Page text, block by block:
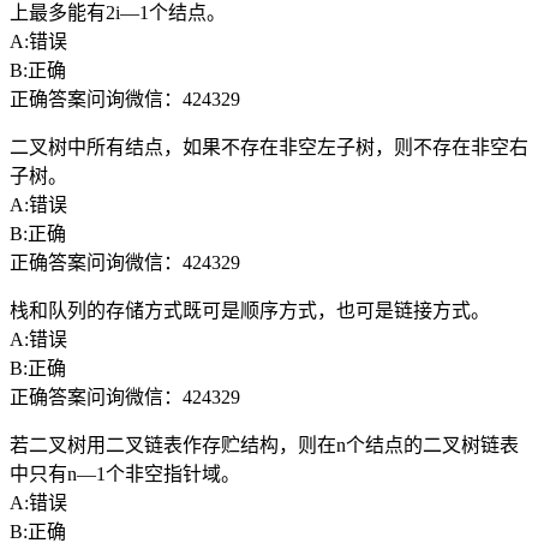
上最多能有2i—1个结点。
A:错误
B:正确
正确答案问询微信：424329
二叉树中所有结点，如果不存在非空左子树，则不存在非空右
子树。
A:错误
B:正确
正确答案问询微信：424329
栈和队列的存储方式既可是顺序方式，也可是链接方式。
A:错误
B:正确
正确答案问询微信：424329
若二叉树用二叉链表作存贮结构，则在n个结点的二叉树链表
中只有n—1个非空指针域。
A:错误
B:正确